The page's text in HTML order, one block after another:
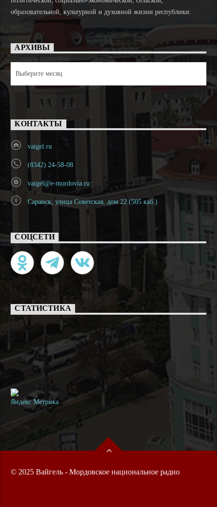
образовательной, культурной и духовной жизни республики.
АРХИВЫ
КОНТАКТЫ
vaigel.ru
(8342) 24-58-08
vaigel@e-mordovia.ru
Саранск, улица Советская, дом 22 (505 каб.)
СОЦСЕТИ
СТАТИСТИКА
© 2025 Вайгель - Мордовское национальное радио